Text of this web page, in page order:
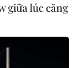
giữa lúc căng